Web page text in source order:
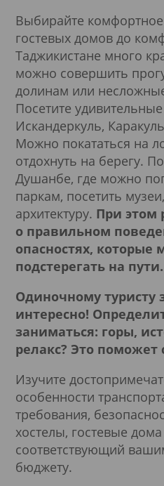
Выбирайте
гостевых домов до
Таджикистане много
можно совершить
долинам или
Посетите
Искандеркуль,
Можно покататься на
отдохнуть на берегу.
Душанбе, где можно
паркам, посетить
архитектуру. При этом
о правильном
опасностях, которые
подстерегать на пути.
Одиночному туристу
интересно!
заниматься: горы,
релакс? Это поможет
Изучите
особенности
требования,
хостелы, гостевые
соответствующий
бюджету.